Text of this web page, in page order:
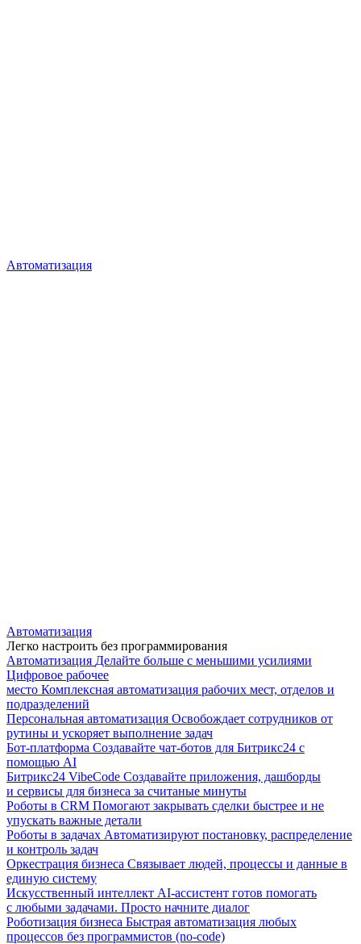
Автоматизация
Автоматизация
Легко настроить без программирования
Автоматизация Делайте больше с меньшими усилиями
Цифровое рабочее
место Комплексная автоматизация рабочих мест, отделов и
подразделений
Персональная автоматизация Освобождает сотрудников от
рутины и ускоряет выполнение задач
Бот-платформа Создавайте чат-ботов для Битрикс24 с
помощью AI
Битрикс24 VibeCode Создавайте приложения, дашборды
и сервисы для бизнеса за считаные минуты
Роботы в CRM Помогают закрывать сделки быстрее и не
упускать важные детали
Роботы в задачах Автоматизируют постановку, распределение
и контроль задач
Оркестрация бизнеса Связывает людей, процессы и данные в
единую систему
Искусственный интеллект AI-ассистент готов помогать
с любыми задачами. Просто начните диалог
Роботизация бизнеса Быстрая автоматизация любых
процессов без программистов (no-code)